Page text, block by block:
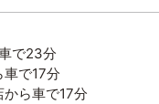
23分
で17分
車で17分